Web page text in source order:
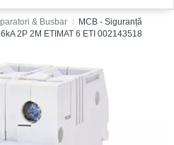
& Busbar
MCB - Siguranță
2P 2M ETIMAT 6 ETI 002143518